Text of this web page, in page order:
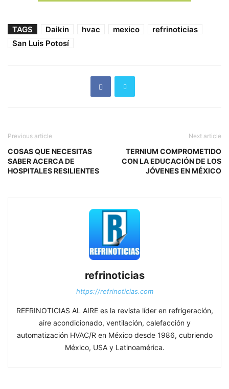
TAGS Daikin hvac mexico
refrinoticias
San Luis Potosí
Previous article
COSAS QUE NECESITAS
SABER ACERCA DE
HOSPITALES RESILIENTES
Next article
TERNIUM COMPROMETIDO
CON LA EDUCACIÓN DE LOS
JÓVENES EN MÉXICO
refrinoticias
https://refrinoticias.com
REFRINOTICIAS AL AIRE es la revista líder en refrigeración,
aire acondicionado, ventilación, calefacción y
automatización HVAC/R en México desde 1986, cubriendo
México, USA y Latinoamérica.